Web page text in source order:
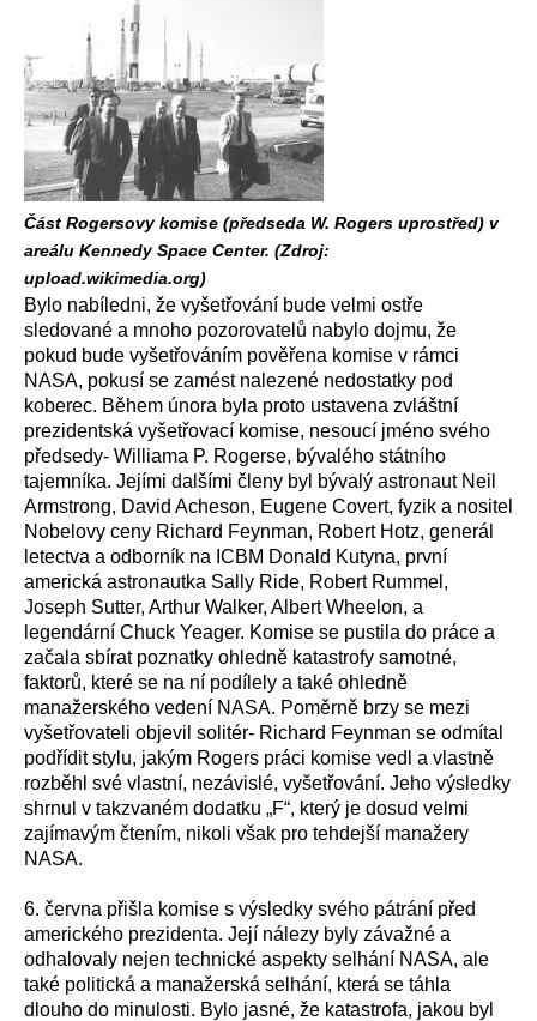
Část Rogersovy komise (předseda W. Rogers uprostřed) v
areálu Kennedy Space Center. (Zdroj:
upload.wikimedia.org)
Bylo nabíledni, že vyšetřování bude velmi ostře
sledované a mnoho pozorovatelů nabylo dojmu, že
pokud bude vyšetřováním pověřena komise v rámci
NASA, pokusí se zamést nalezené nedostatky pod
koberec. Během února byla proto ustavena zvláštní
prezidentská vyšetřovací komise, nesoucí jméno svého
předsedy- Williama P. Rogerse, bývalého státního
tajemníka. Jejími dalšími členy byl bývalý astronaut Neil
Armstrong, David Acheson, Eugene Covert, fyzik a nositel
Nobelovy ceny Richard Feynman, Robert Hotz, generál
letectva a odborník na ICBM Donald Kutyna, první
americká astronautka Sally Ride, Robert Rummel,
Joseph Sutter, Arthur Walker, Albert Wheelon, a
legendární Chuck Yeager. Komise se pustila do práce a
začala sbírat poznatky ohledně katastrofy samotné,
faktorů, které se na ní podílely a také ohledně
manažerského vedení NASA. Poměrně brzy se mezi
vyšetřovateli objevil solitér- Richard Feynman se odmítal
podřídit stylu, jakým Rogers práci komise vedl a vlastně
rozběhl své vlastní, nezávislé, vyšetřování. Jeho výsledky
shrnul v takzvaném dodatku „F“, který je dosud velmi
zajímavým čtením, nikoli však pro tehdejší manažery
NASA.
6. června přišla komise s výsledky svého pátrání před
amerického prezidenta. Její nálezy byly závažné a
odhalovaly nejen technické aspekty selhání NASA, ale
také politická a manažerská selhání, která se táhla
dlouho do minulosti. Bylo jasné, že katastrofa, jakou byl